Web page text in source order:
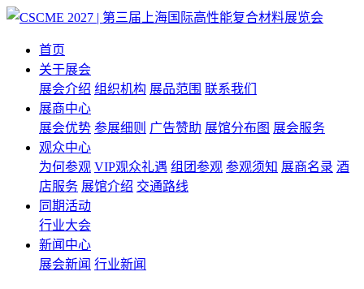
首页
关于展会
展会介绍 组织机构 展品范围 联系我们
展商中心
展会优势 参展细则 广告赞助 展馆分布图 展会服务
观众中心
为何参观 VIP观众礼遇 组团参观 参观须知 展商名录 酒
店服务 展馆介绍 交通路线
同期活动
行业大会
新闻中心
展会新闻 行业新闻